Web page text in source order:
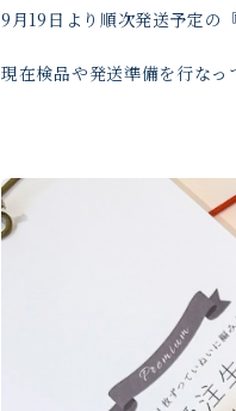
9月19日より順次発送予定の
現在検品や発送準備を行なっ